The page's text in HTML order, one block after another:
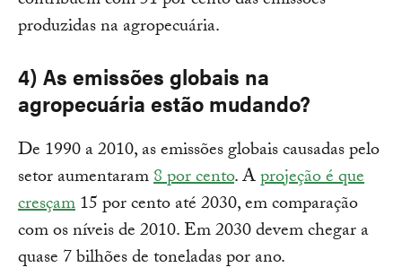
produzidas na agropecuária.
4) As emissões globais na
agropecuária estão mudando?
De 1990 a 2010, as emissões globais causadas pelo
setor aumentaram8 por cento. Aprojeção é que
cresçam15 por cento até 2030, em comparação
com os níveis de 2010. Em 2030 devem chegar a
quase 7 bilhões de toneladas por ano.